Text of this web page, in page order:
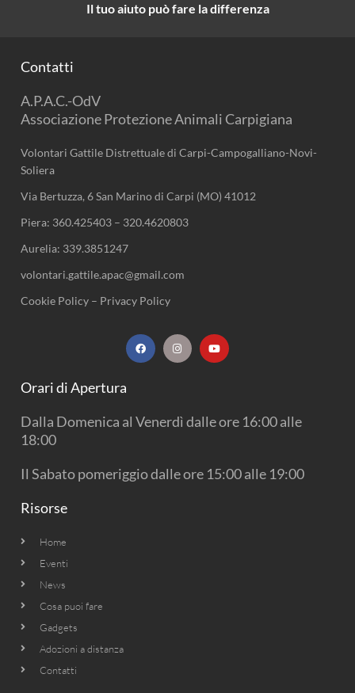
Il tuo aiuto può fare la differenza
Contatti
A.P.A.C.-OdV
Associazione Protezione Animali Carpigiana
Volontari Gattile Distrettuale di Carpi-Campogalliano-Novi-
Soliera
Via Bertuzza, 6 San Marino di Carpi (MO) 41012
Piera: 360.425403 – 320.4620803
Aurelia: 339.3851247
volontari.gattile.apac@gmail.com
Cookie Policy – Privacy Policy
F
a
I
n
m
Y
o
Orari di Apertura
Dalla Domenica al Venerdì dalle ore 16:00 alle
18:00
Il Sabato pomeriggio dalle ore 15:00 alle 19:00
Risorse
Home
Eventi
News
Cosa puoi fare
Gadgets
Adozioni a distanza
Contatti